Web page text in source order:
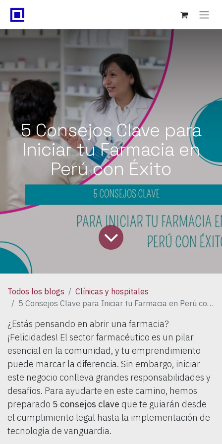
5 Consejos Clave para
Iniciar tu Farmacia en
Perú con Éxito
Todos los blogs
Clínicas y hospitales
5 Consejos Clave para Iniciar tu Farmacia en Perú con Éxito
¿Estás pensando en abrir una farmacia?
¡Felicidades! El sector farmacéutico es un pilar
esencial en la comunidad, y tu emprendimiento
puede marcar la diferencia. Sin embargo, iniciar
este negocio conlleva grandes responsabilidades y
desafíos. Para ayudarte en este camino, hemos
preparado 5 consejos clave que te guiarán desde
el cumplimiento legal hasta la implementación de
tecnología de vanguardia.